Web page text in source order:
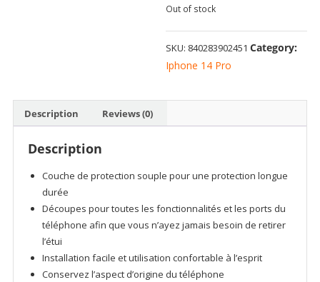
Out of stock
SKU: 840283902451 Category:
Iphone 14 Pro
Description Reviews (0)
Description
Couche de protection souple pour une protection longue
durée
Découpes pour toutes les fonctionnalités et les ports du
téléphone afin que vous n’ayez jamais besoin de retirer
l’étui
Installation facile et utilisation confortable à l’esprit
Conservez l’aspect d’origine du téléphone